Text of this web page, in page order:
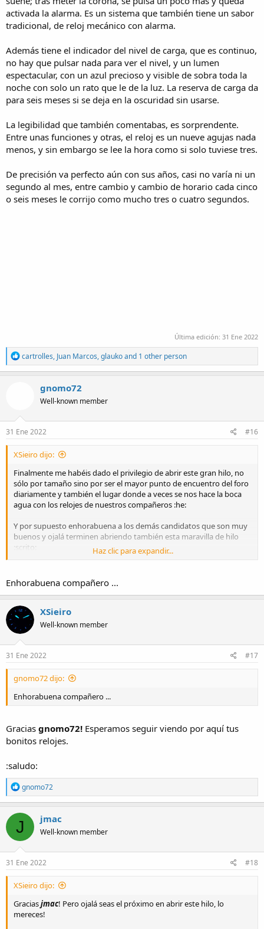
activada la alarma. Es un sistema que también tiene un sabor
tradicional, de reloj mecánico con alarma.
Además tiene el indicador del nivel de carga, que es continuo,
no hay que pulsar nada para ver el nivel, y un lumen
espectacular, con un azul precioso y visible de sobra toda la
noche con solo un rato que le de la luz. La reserva de carga da
para seis meses si se deja en la oscuridad sin usarse.
La legibilidad que también comentabas, es sorprendente.
Entre unas funciones y otras, el reloj es un nueve agujas nada
menos, y sin embargo se lee la hora como si solo tuviese tres.
De precisión va perfecto aún con sus años, casi no varía ni un
segundo al mes, entre cambio y cambio de horario cada cinco
o seis meses le corrijo como mucho tres o cuatro segundos.
Última edición: 31 Ene 2022
R
e
a
n
s
cartrolles, Juan Marcos,glaukoand 1 other person
gnomo72
Well-known member
31 Ene 2022 #16
XSieiro dijo:
Finalmente me habéis dado el privilegio de abrir este gran hilo, no
sólo por tamaño sino por ser el mayor punto de encuentro del foro
diariamente y también el lugar donde a veces se nos hace la boca
agua con los relojes de nuestros compañeros :he:
Y por supuesto enhorabuena a los demás candidatos que son muy
buenos y ojalá terminen abriendo también esta maravilla de hilo
:scrito:
resto del día:
¡Gracias a todos!
Haz clic para expandir...
Enhorabuena compañero ...
XSieiro
Well-known member
31 Ene 2022 #17
gnomo72 dijo:
Enhorabuena compañero ...
Gracias gnomo72! Esperamos seguir viendo por aquí tus
bonitos relojes.
:saludo:
R
e
a
c
t
i
o
n
s
gnomo72
J jmac
Well-known member
31 Ene 2022 #18
XSieiro dijo:
Graciasjmac! Pero ojalá seas el próximo en abrir este hilo, lo
mereces!